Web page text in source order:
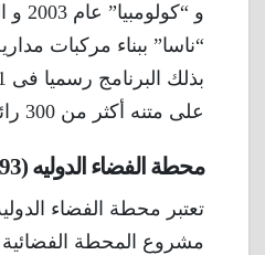
و
“ناسا” ببناء مركبات
على متنه أكثر من 300 رائد فضاء .
محطة الفضاء الدوليه (1993– حاليا )
مشروع المحطة الفضائية